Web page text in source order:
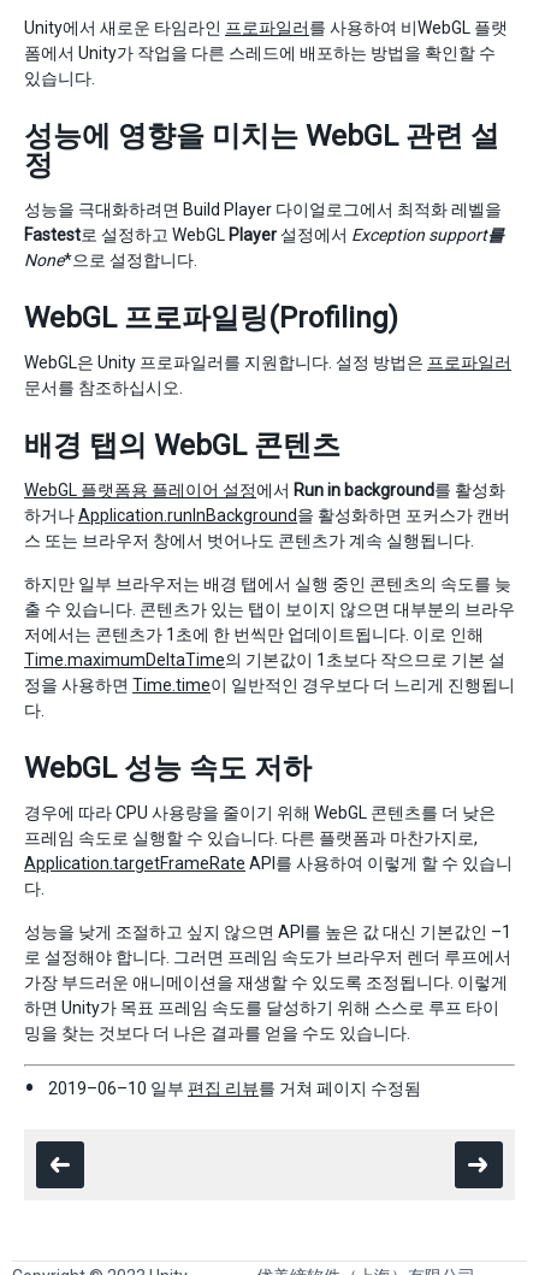
Unity에서 새로운 타임라인 프로파일러를 사용하여 비WebGL 플랫
폼에서 Unity가 작업을 다른 스레드에 배포하는 방법을 확인할 수
있습니다.
성능에 영향을 미치는 WebGL 관련 설
정
성능을 극대화하려면 Build Player 다이얼로그에서 최적화 레벨을
Fastest로 설정하고 WebGL Player 설정에서 Exception support를
None*으로 설정합니다.
WebGL 프로파일링(Profiling)
WebGL은 Unity 프로파일러를 지원합니다. 설정 방법은 프로파일러
문서를 참조하십시오.
배경 탭의 WebGL 콘텐츠
WebGL 플랫폼용 플레이어 설정에서 Run in background를 활성화
하거나Application.runInBackground을 활성화하면 포커스가 캔버
스 또는 브라우저 창에서 벗어나도 콘텐츠가 계속 실행됩니다.
하지만 일부 브라우저는 배경 탭에서 실행 중인 콘텐츠의 속도를 늦
출 수 있습니다. 콘텐츠가 있는 탭이 보이지 않으면 대부분의 브라우
저에서는 콘텐츠가 1초에 한 번씩만 업데이트됩니다. 이로 인해
Time.maximumDeltaTime의 기본값이 1초보다 작으므로 기본 설
정을 사용하면 Time.time이 일반적인 경우보다 더 느리게 진행됩니
다.
WebGL 성능 속도 저하
경우에 따라 CPU 사용량을 줄이기 위해 WebGL 콘텐츠를 더 낮은
프레임 속도로 실행할 수 있습니다. 다른 플랫폼과 마찬가지로,
Application.targetFrameRate API를 사용하여 이렇게 할 수 있습니
다.
성능을 낮게 조절하고 싶지 않으면 API를 높은 값 대신 기본값인 –1
로 설정해야 합니다. 그러면 프레임 속도가 브라우저 렌더 루프에서
가장 부드러운 애니메이션을 재생할 수 있도록 조정됩니다. 이렇게
하면 Unity가 목표 프레임 속도를 달성하기 위해 스스로 루프 타이
밍을 찾는 것보다 더 나은 결과를 얻을 수도 있습니다.
2019–06–10 일부 편집 리뷰를 거쳐 페이지 수정됨